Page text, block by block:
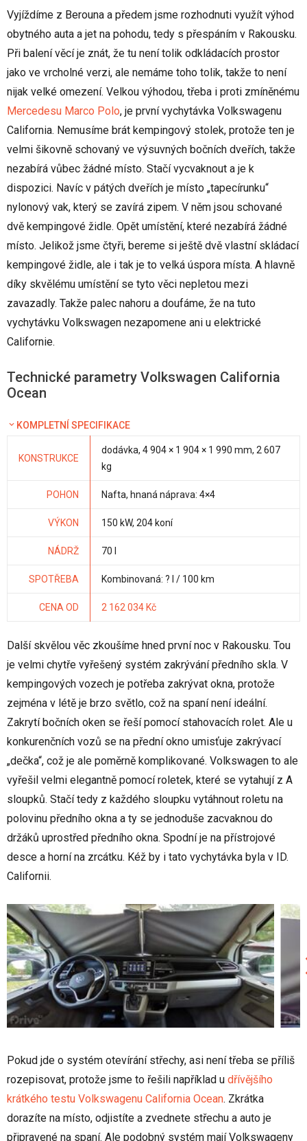
Vyjíždíme z Berouna a předem jsme rozhodnuti využít výhod
obytného auta a jet na pohodu, tedy s přespáním v Rakousku.
Při balení věcí je znát, že tu není tolik odkládacích prostor
jako ve vrcholné verzi, ale nemáme toho tolik, takže to není
nijak velké omezení. Velkou výhodou, třeba i proti zmíněnému
Mercedesu Marco Polo, je první vychytávka Volkswagenu
California. Nemusíme brát kempingový stolek, protože ten je
velmi šikovně schovaný ve výsuvných bočních dveřích, takže
nezabírá vůbec žádné místo. Stačí vycvaknout a je k
dispozici. Navíc v pátých dveřích je místo „tapecírunku“
nylonový vak, který se zavírá zipem. V něm jsou schované
dvě kempingové židle. Opět umístění, které nezabírá žádné
místo. Jelikož jsme čtyři, bereme si ještě dvě vlastní skládací
kempingové židle, ale i tak je to velká úspora místa. A hlavně
díky skvělému umístění se tyto věci nepletou mezi
zavazadly. Takže palec nahoru a doufáme, že na tuto
vychytávku Volkswagen nezapomene ani u elektrické
Californie.
Technické parametry Volkswagen California
Ocean
KOMPLETNÍ SPECIFIKACE
KONSTRUKCE
dodávka, 4 904 × 1 904 × 1 990 mm, 2 607
kg
POHON Nafta, hnaná náprava: 4×4
VÝKON 150 kW, 204 koní
NÁDRŽ 70 l
SPOTŘEBA Kombinovaná: ? l / 100 km
CENA OD 2 162 034 Kč
Další skvělou věc zkoušíme hned první noc v Rakousku. Tou
je velmi chytře vyřešený systém zakrývání předního skla. V
kempingových vozech je potřeba zakrývat okna, protože
zejména v létě je brzo světlo, což na spaní není ideální.
Zakrytí bočních oken se řeší pomocí stahovacích rolet. Ale u
konkurenčních vozů se na přední okno umisťuje zakrývací
„dečka“, což je ale poměrně komplikované. Volkswagen to ale
vyřešil velmi elegantně pomocí roletek, které se vytahují z A
sloupků. Stačí tedy z každého sloupku vytáhnout roletu na
polovinu předního okna a ty se jednoduše zacvaknou do
držáků uprostřed předního okna. Spodní je na přístrojové
desce a horní na zrcátku. Kéž by i tato vychytávka byla v ID.
Californii.
Pokud jde o systém otevírání střechy, asi není třeba se příliš
rozepisovat, protože jsme to řešili například u dřívějšího
krátkého testu Volkswagenu California Ocean. Zkrátka
dorazíte na místo, odjistíte a zvednete střechu a auto je
připravené na spaní. Ale podobný systém mají Volkswageny